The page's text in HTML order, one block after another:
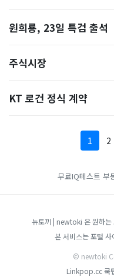
원희룡, 23일 특검 출석
주식시장
KT 로건 정식 계약
1 2
무료IQ테스트 부
뉴토끼 | newtoki 은 원하는
본 서비스는 포털
© newtoki
Linkpop.cc 쿡